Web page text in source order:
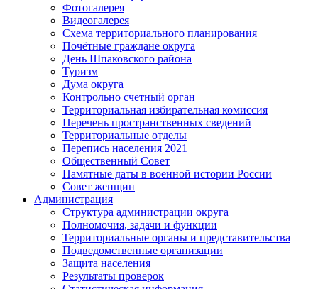
Фотогалерея
Видеогалерея
Схема территориального планирования
Почётные граждане округа
День Шпаковского района
Туризм
Дума округа
Контрольно счетный орган
Территориальная избирательная комиссия
Перечень пространственных сведений
Территориальные отделы
Перепись населения 2021
Общественный Совет
Памятные даты в военной истории России
Совет женщин
Администрация
Структура администрации округа
Полномочия, задачи и функции
Территориальные органы и представительства
Подведомственные организации
Защита населения
Результаты проверок